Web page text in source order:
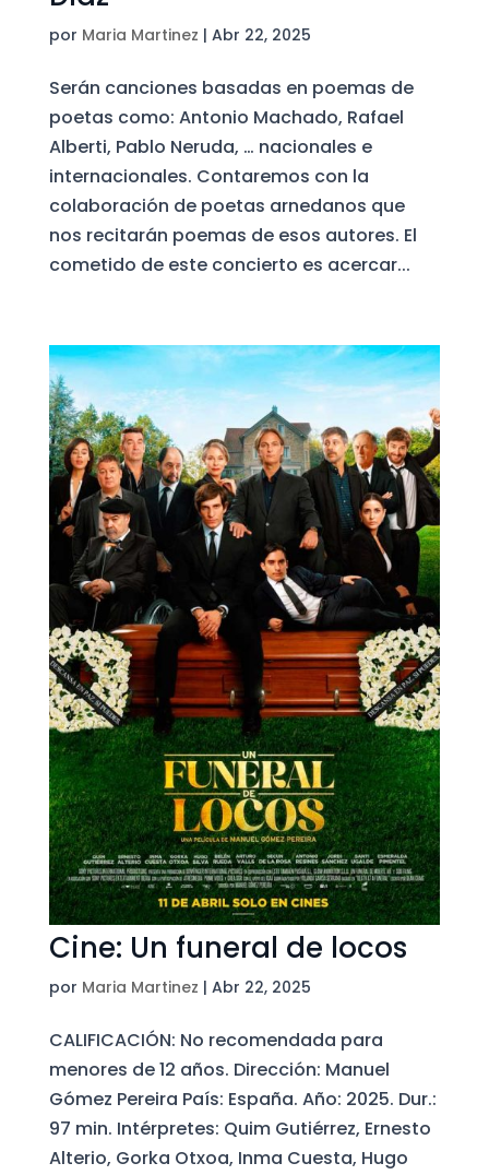
por Maria Martinez | Abr 22, 2025
Serán canciones basadas en poemas de
poetas como: Antonio Machado, Rafael
Alberti, Pablo Neruda, … nacionales e
internacionales. Contaremos con la
colaboración de poetas arnedanos que
nos recitarán poemas de esos autores. El
cometido de este concierto es acercar...
Cine: Un funeral de locos
por Maria Martinez | Abr 22, 2025
CALIFICACIÓN: No recomendada para
menores de 12 años. Dirección: Manuel
Gómez Pereira País: España. Año: 2025. Dur.:
97 min. Intérpretes: Quim Gutiérrez, Ernesto
Alterio, Gorka Otxoa, Inma Cuesta, Hugo